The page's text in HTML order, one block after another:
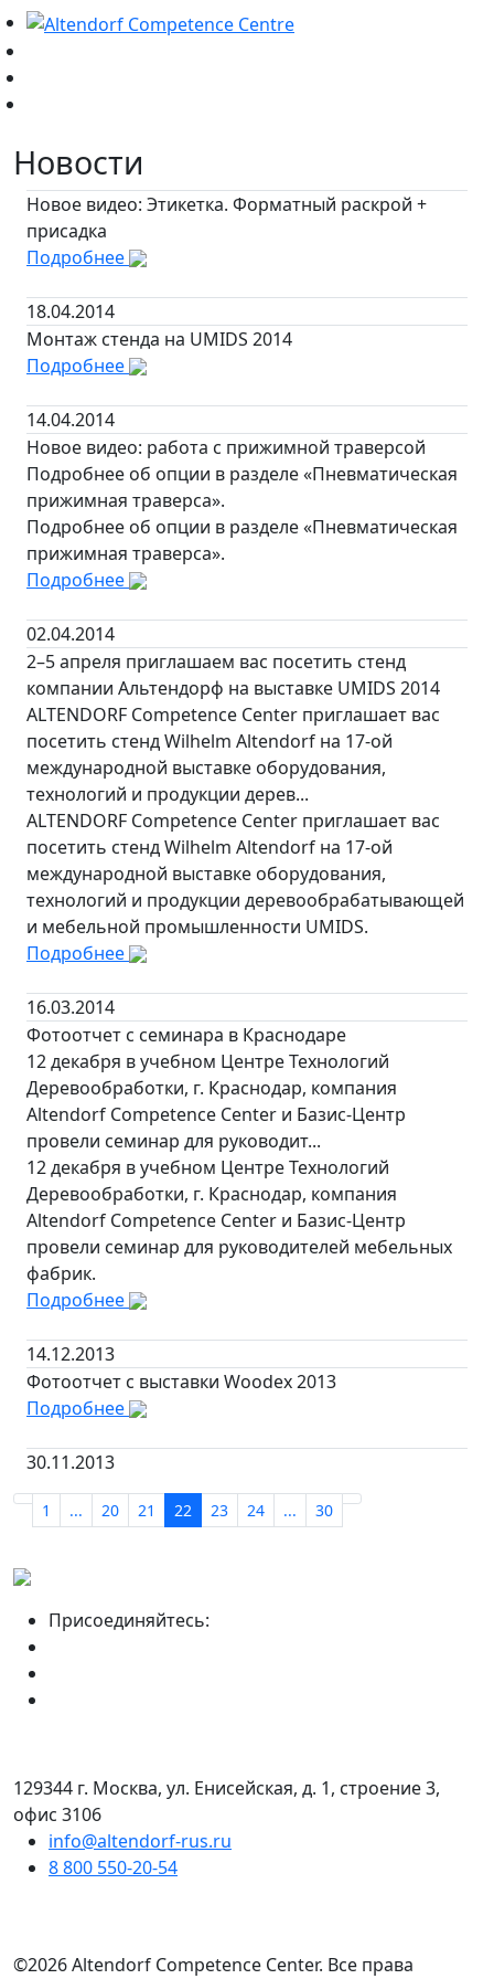
Новости
Новое видео: Этикетка. Форматный раскрой +
присадка
Подробнее
18.04.2014
Монтаж стенда на UMIDS 2014
Подробнее
14.04.2014
Новое видео: работа с прижимной траверсой
Подробнее об опции в разделе «Пневматическая
прижимная траверса».
Подробнее об опции в разделе «Пневматическая
прижимная траверса».
Подробнее
02.04.2014
2–5 апреля приглашаем вас посетить стенд
компании Альтендорф на выставке UMIDS 2014
ALTENDORF Competence Center приглашает вас
посетить стенд Wilhelm Altendorf на 17-ой
международной выставке оборудования,
технологий и продукции дерев...
ALTENDORF Competence Center приглашает вас
посетить стенд Wilhelm Altendorf на 17-ой
международной выставке оборудования,
технологий и продукции деревообрабатывающей
и мебельной промышленности UMIDS.
Подробнее
16.03.2014
Фотоотчет с семинара в Краснодаре
12 декабря в учебном Центре Технологий
Деревообработки, г. Краснодар, компания
Altendorf Competence Center и Базис-Центр
провели семинар для руководит...
12 декабря в учебном Центре Технологий
Деревообработки, г. Краснодар, компания
Altendorf Competence Center и Базис-Центр
провели семинар для руководителей мебельных
фабрик.
Подробнее
14.12.2013
Фотоотчет с выставки Woodex 2013
Подробнее
30.11.2013
1 ... 20 21 22 23 24 ... 30
Присоединяйтесь:
129344 г. Москва, ул. Енисейская, д. 1, строение 3,
офис 3106
info@altendorf-rus.ru
8 800 550-20-54
©2026 Altendorf Сompetence Сenter. Все права